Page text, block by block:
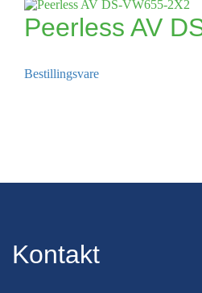
Peerless AV
Bestillingsvare
Kontakt